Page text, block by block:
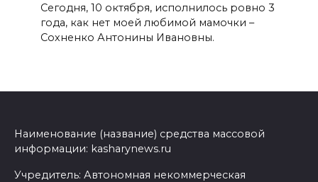
Сегодня, 10 октября, исполнилось ровно 3
года, как нет моей любимой мамочки –
Сохненко Антонины Ивановны.
Наименование (название) средства массовой
информации: kasharynews.ru
Учредитель: Автономная некоммерческая